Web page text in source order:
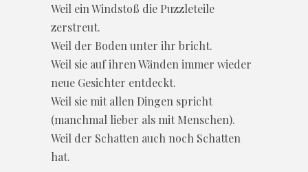
Weil ein Windstoß die Puzzleteile
zerstreut.
Weil der Boden unter ihr bricht.
Weil sie auf ihren Wänden immer wieder
neue Gesichter entdeckt.
Weil sie mit allen Dingen spricht
(manchmal lieber als mit Menschen).
Weil der Schatten auch noch Schatten
hat.